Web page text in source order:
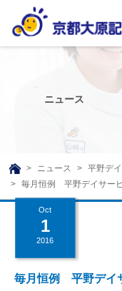
グループについて
グループについて
理事長挨拶
沿革ストーリー
基本的マインド
社会貢献活動
グループの取り組み
リハビリテーション
訪問サービス
高齢者介護施設
大原のこと
メディア
ニュース
広報誌
メディア掲載一覧
シャトルバス
ニュース
TOP
ニュース
平野デ
毎月恒例 平野デイサー
Oct
1
2016
毎月恒例 平野デイ